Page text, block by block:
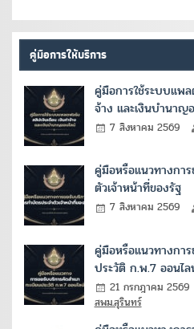
คู่มือการให้บริการ
คู่มือการใช้ระบบแพ
จ้าง และเงินบำนาญ
7 สิงหาคม 2569
คู่มือหรือแนวทางกา
ตัวเจ้าหน้าที่ของรัฐ
7 สิงหาคม 2569
คู่มือหรือแนวทางกา
ประวัติ ก.พ.7 ออนไ
21 กรกฎาคม 2569
สพม.สุรินทร์